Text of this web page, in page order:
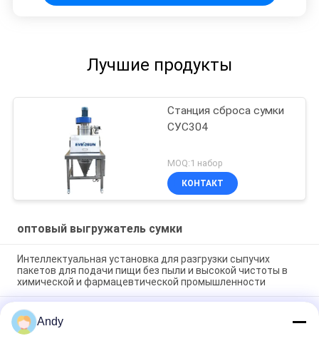
Лучшие продукты
Станция сброса сумки
СУС304
MOQ:1 набор
КОНТАКТ
оптовый выгружатель сумки
Интеллектуальная установка для разгрузки сыпучих
пакетов для подачи пищи без пыли и высокой чистоты в
химической и фармацевтической промышленности
Чистая и свободная от пыли рабочая среда
Высокоспециализированный расгрузчик сыпучих пакетов
для обработки материалов
Andy